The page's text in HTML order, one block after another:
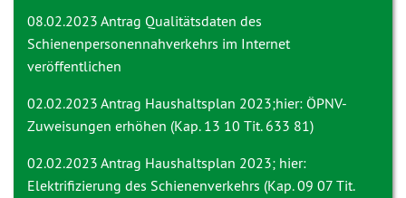
08.02.2023 Antrag Qualitätsdaten des
Schienenpersonennahverkehrs im Internet
veröffentlichen
02.02.2023 Antrag Haushaltsplan 2023;hier: ÖPNV-
Zuweisungen erhöhen (Kap. 13 10 Tit. 633 81)
02.02.2023 Antrag Haushaltsplan 2023; hier:
Elektrifizierung des Schienenverkehrs (Kap. 09 07 Tit.